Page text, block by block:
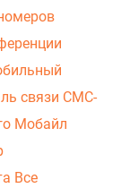
связи СМС-
Мобайл
Все